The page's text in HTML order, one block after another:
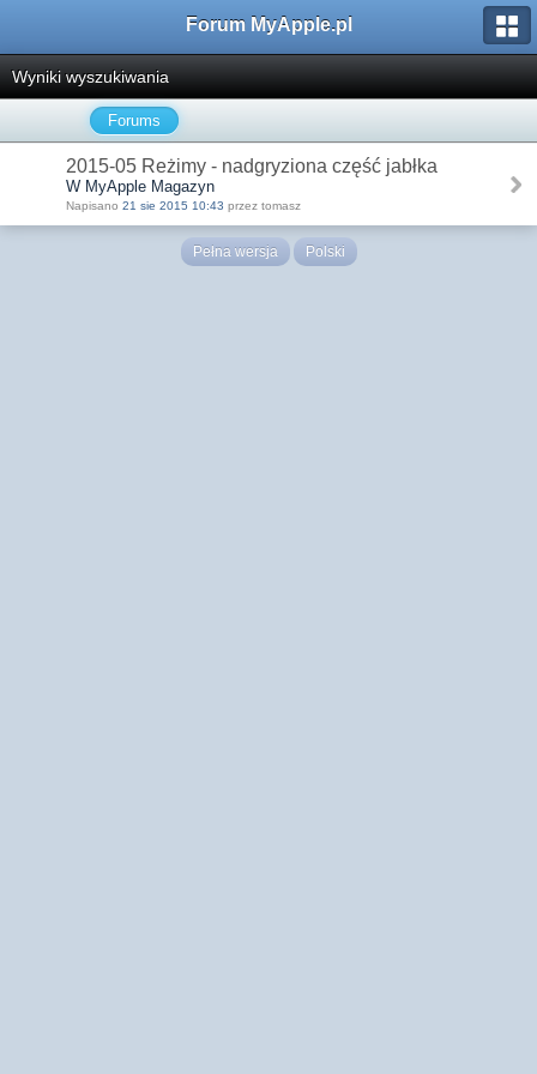
Forum MyApple.pl
Wyniki wyszukiwania
Forums
2015-05 Reżimy - nadgryziona część jabłka
W MyApple Magazyn
Napisano 21 sie 2015 10:43 przez tomasz
Pełna wersja Polski